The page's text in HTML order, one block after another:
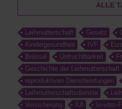
ALLE
Leihmutterschaft Gesetz
Kindergesundheit
IVF
Brüssel
Unfruchtbarkeit
Geschichte der Leihmutterschaft
reproduktiven Dienstleistungen
Leihmutterschaftsdienste
Versicherung
IUI
In-vitro-